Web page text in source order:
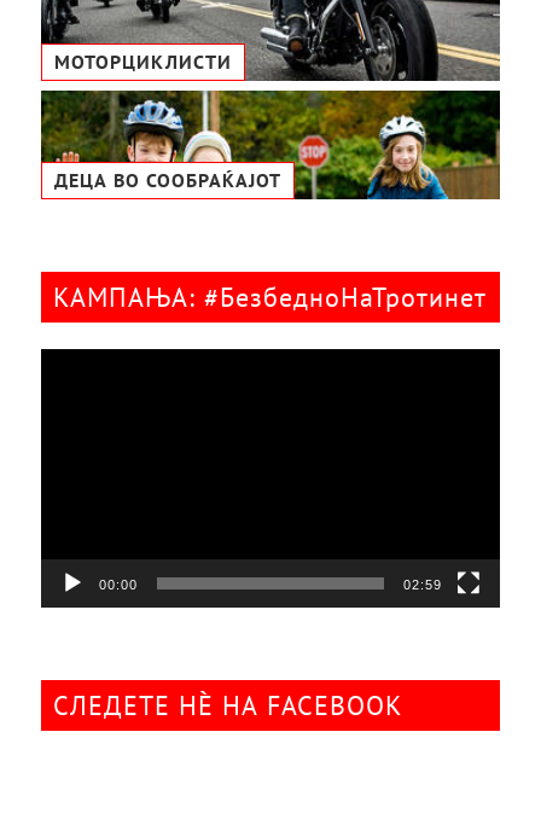
МОТОРЦИКЛИСТИ
ДЕЦА ВО СООБРАЌАЈОТ
КАМПАЊА: #БезбедноНаТротинет
00:00 02:59
СЛЕДЕТЕ НÈ НА FACEBOOK